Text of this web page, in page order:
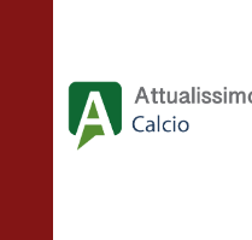
contenuto